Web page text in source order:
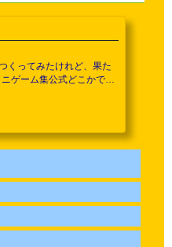
くってみたけれど、果た
ゲーム集公式どこかで見